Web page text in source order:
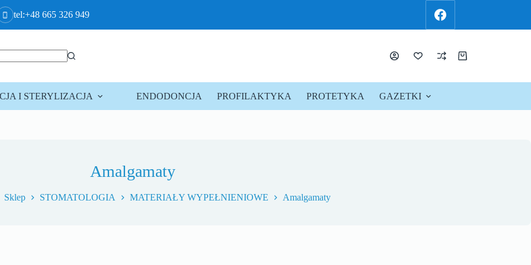
tel:+48 665 326 949
I STERYLIZACJA ENDODONCJA PROFILAKTYKA PROTETYKA GAZETKI
Amalgamaty
Sklep STOMATOLOGIA MATERIAŁY WYPEŁNIENIOWE Amalgamaty